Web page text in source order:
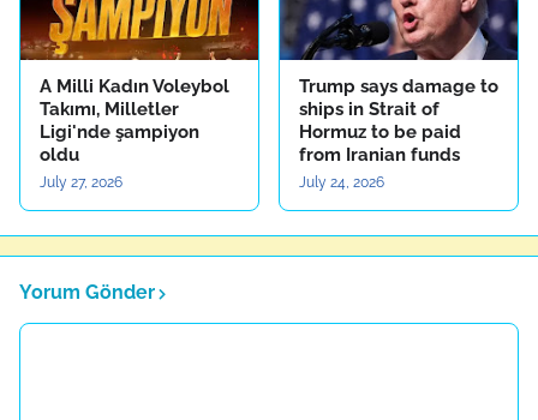
A Milli Kadın Voleybol
Takımı, Milletler
Ligi'nde şampiyon
oldu
July 27, 2026
Trump says damage to
ships in Strait of
Hormuz to be paid
from Iranian funds
July 24, 2026
Yorum Gönder